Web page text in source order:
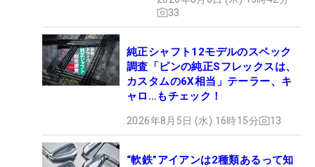
33
純正シャフト12モデルのスペック
調査「ピンの純正Sフレックスは、
カスタムの6X相当」テーラー、キ
ャロ…もチェック！
2026年8月5日 (水) 16時15分 13
“軟鉄”アイアンは2種類あるって知